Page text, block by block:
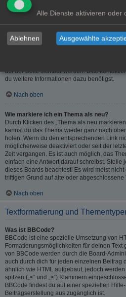
Nach oben
Warum muss mein Beitrag erst
Die Board-Administration kann entschieden
du einen Beitrag erstellt hast, die Beiträge
hinzugefügt hat, bei denen sie die Beiträge
auf der Seite sichtbar werden. Bitte
du weitere Informationen dazu benötigst.
Nach oben
Wie markiere ich ein Thema als neu?
Durch Klicken des „Thema als neu
kannst du das Thema wieder ganz nach
holen. Wenn du den entsprechenden Link
möglicherweise deaktiviert oder seit der
Zeit vergangen. Es ist auch möglich, das
einfach eine Antwort darauf schreibst. Stelle
dieses Boards beachtest! Es wird meist
triftigen Grund auf alte oder abgeschlossene
Nach oben
Textformatierung und
Was ist BBCode?
BBCode ist eine spezielle Umsetzung von
Formatierungsmöglichkeiten für deinen Text
von BBCode werden durch die Board-
auch durch dich für jeden einzelnen Beitrag
ähnlich wie HTML aufgebaut, jedoch werden
spitzen („<“ und „>“) Klammern
BBCode findest du auf einer speziellen
Beitragserstellung aus zugänglich ist.
Alle Dienste aktivieren oder
Ablehnen Ausgewählte